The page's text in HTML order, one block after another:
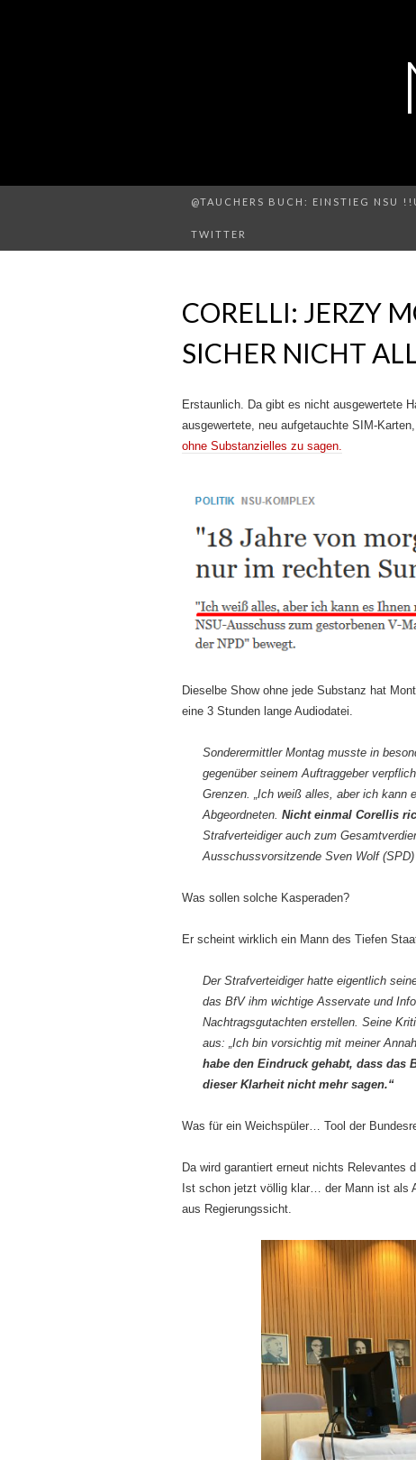
@TAUCHERS BUCH: EINSTIEG NSU
TWITTER
CORELLI: JERZY
SICHER NICHT
Erstaunlich. Da gibt es nicht ausgewertete
ausgewertete, neu aufgetauchte SIM-
ohne Substanzielles zu sagen.
Dieselbe Show ohne jede Substanz hat
eine 3 Stunden lange Audiodatei.
Sonderermittler Montag musste in
gegenüber seinem Auftraggeber
Grenzen. „Ich weiß alles, aber ich kann
Abgeordneten. Nicht einmal Corellis
Strafverteidiger auch zum
Ausschussvorsitzende Sven Wolf
Was sollen solche Kasperaden?
Er scheint wirklich ein Mann des Tiefen
Der Strafverteidiger hatte eigentlich
das BfV ihm wichtige Asservate und
Nachtragsgutachten erstellen. Seine
aus: „Ich bin vorsichtig mit meiner
habe den Eindruck gehabt, dass das
dieser Klarheit nicht mehr sagen.“
Was für ein Weichspüler… Tool der
Da wird garantiert erneut nichts Relevantes
Ist schon jetzt völlig klar… der Mann ist als
aus Regierungssicht.